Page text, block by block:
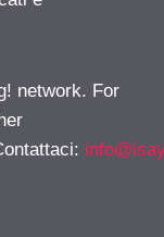
network. For
: